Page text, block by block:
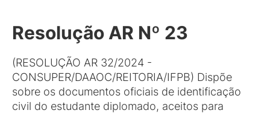
Resolução AR Nº 23
(RESOLUÇÃO AR 32/2024 -
CONSUPER/DAAOC/REITORIA/IFPB) Dispõe
sobre os documentos oficiais de identificação
civil do estudante diplomado, aceitos para